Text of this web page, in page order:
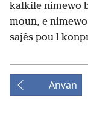
kalkile nimewo
moun, e nimewo
sajès pou l
Anvan